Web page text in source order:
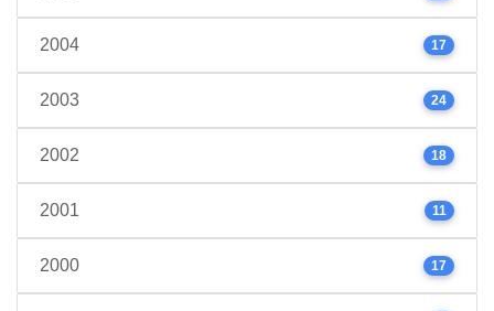
2004 17
2003 24
2002 18
2001 11
2000 17